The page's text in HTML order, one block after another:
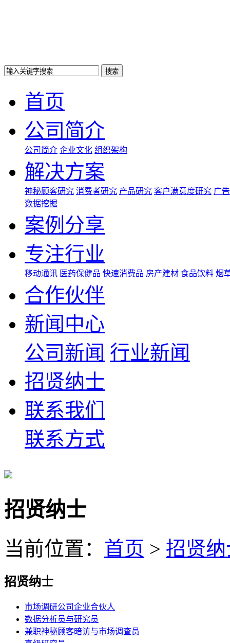
搜索
首页
公司简介
公司简介 企业文化 组织架构
解决方案
神秘顾客研究 消费者研究 产品研究 客户满意度研究 广
数据挖掘
案例分享
专注行业
移动通讯 医药保健品 快速消费品 房产建材 食品饮料 烟
合作伙伴
新闻中心
公司新闻 行业新闻
招贤纳士
联系我们
联系方式
招贤纳士
当前位置： 首页 > 招贤
招贤纳士
市场调研公司企业合伙人
数据分析员与研究员
兼职神秘顾客暗访与市场调查员